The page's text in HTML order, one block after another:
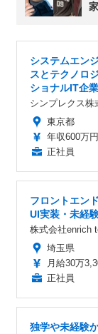
システムエン
スとテクノロ
ショナルIT企
シンプレクス株
東京都
年収600万
正社員
フロントエン
UI実装・未経
株式会社enrich
埼玉県
月給30万
正社員
独学や未経験